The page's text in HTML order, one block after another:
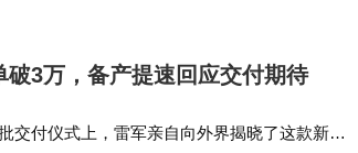
。
3万，备产提速回应交付期待
交付仪式上，雷军亲自向外界揭晓了这款新车